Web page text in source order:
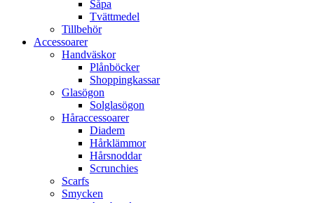
Såpa
Tvättmedel
Tillbehör
Accessoarer
Handväskor
Plånböcker
Shoppingkassar
Glasögon
Solglasögon
Håraccessoarer
Diadem
Hårklämmor
Hårsnoddar
Scrunchies
Scarfs
Smycken